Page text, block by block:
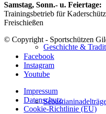
Geschichte &
Samstag, Sonn.- u. Feiertage:
Trainingsbetrieb für
Freischießen
© Copyright - Sportschützen
Facebook
Instagram
Youtube
Impressum
Datenschutz
Cookie-Richtlinie (EU)